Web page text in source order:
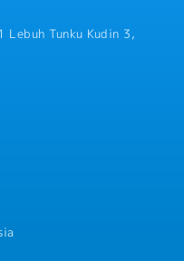
製造部門メンバ
よるスキル向上と
動向の調査・導
ルールに基づいた
大手日系上場メ
に携われるポジ
ジメントポジシ
Tunku Kudin 3,